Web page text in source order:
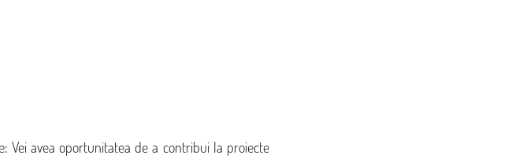
Vei avea oportunitatea de a contribui la proiecte